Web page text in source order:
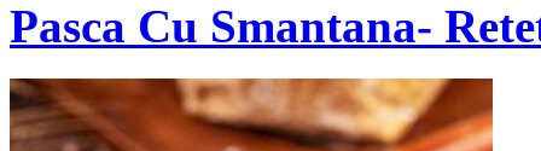
Pasca Cu Smantana-